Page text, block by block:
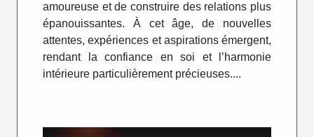
amoureuse et de construire des relations plus
épanouissantes. À cet âge, de nouvelles
attentes, expériences et aspirations émergent,
rendant la confiance en soi et l’harmonie
intérieure particulièrement précieuses....